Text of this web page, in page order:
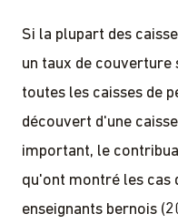
Si la plupart des
un taux de couverture
toutes les caisses de
découvert d'une
important, le
qu'ont montré les cas
enseignants bernois